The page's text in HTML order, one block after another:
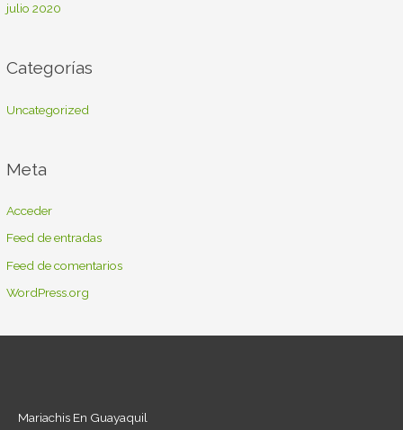
julio 2020
Categorías
Uncategorized
Meta
Acceder
Feed de entradas
Feed de comentarios
WordPress.org
Mariachis En Guayaquil